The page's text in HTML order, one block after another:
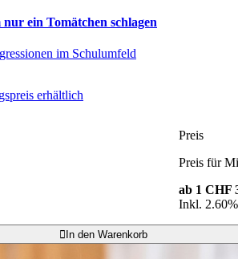
ein Tomätchen schlagen
im Schulumfeld
erhältlich
Preis
Preis für
ab 1 CHF
Inkl.
In den Warenkorb